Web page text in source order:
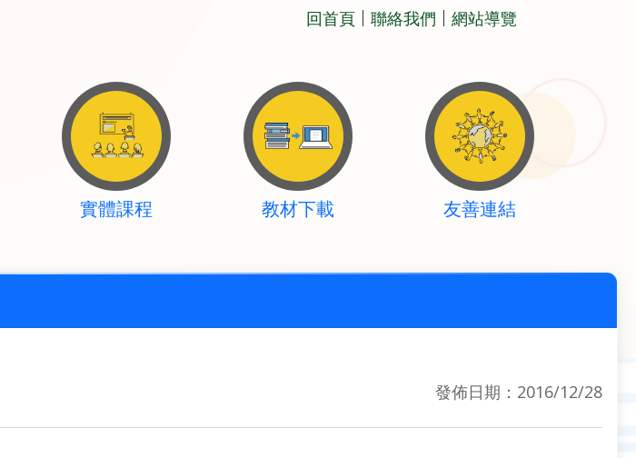
回首頁 聯絡我們 網站導覽
實體課程 教材下載 友善連結
發佈日期：2016/12/28